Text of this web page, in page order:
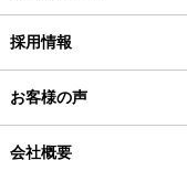
採用情報
お客様の声
会社概要